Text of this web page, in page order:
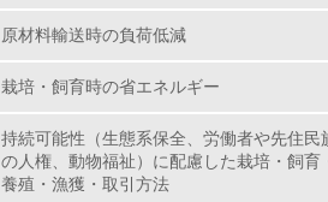
5. 環境取り組み体制と成
6. 従業員が環境方針に基
7.
環境活動に関する規格
→ 導入している規格名
原材料輸送時の負荷低減
栽培・飼育時の省エネルギー
持続可能性（生態系保全、労働者や先住民
の人権、動物福祉）に配慮した栽培・飼育
養殖・漁獲・取引方法